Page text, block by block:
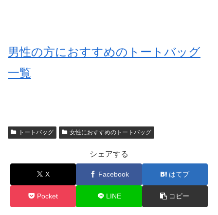
男性の方におすすめのトートバッグ
一覧
トートバッグ 女性におすすめのトートバッグ
シェアする
X Facebook はてブ
Pocket LINE コピー